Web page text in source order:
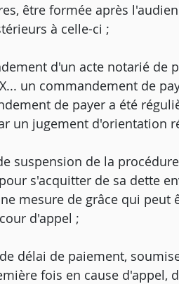
être formée après
à celle-ci ;
d'un acte notarié de
un commandement de
de payer a été
un jugement d'orientation
suspension de la
s'acquitter de sa dette
mesure de grâce qui peut
d'appel ;
délai de paiement,
fois en cause d'appel,